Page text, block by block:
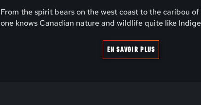
From the spirit bears on the west coast to the caribou
one knows Canadian nature and wildlife quite like
EN SAVOIR PLUS